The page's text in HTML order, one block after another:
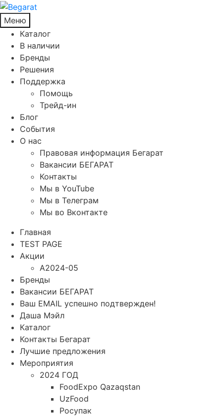
Меню
Каталог
В наличии
Бренды
Решения
Поддержка
Помощь
Трейд-ин
Блог
События
О нас
Правовая информация Бегарат
Вакансии БЕГАРАТ
Контакты
Мы в YouTube
Мы в Телеграм
Мы во Вконтакте
Главная
TEST PAGE
Акции
A2024-05
Бренды
Вакансии БЕГАРАТ
Ваш EMAIL успешно подтвержден!
Даша Мэйл
Каталог
Контакты Бегарат
Лучшие предложения
Мероприятия
2024 ГОД
FoodExpo Qazaqstan
UzFood
Росупак